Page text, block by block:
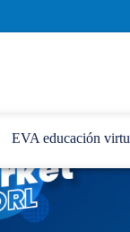
EVA educación